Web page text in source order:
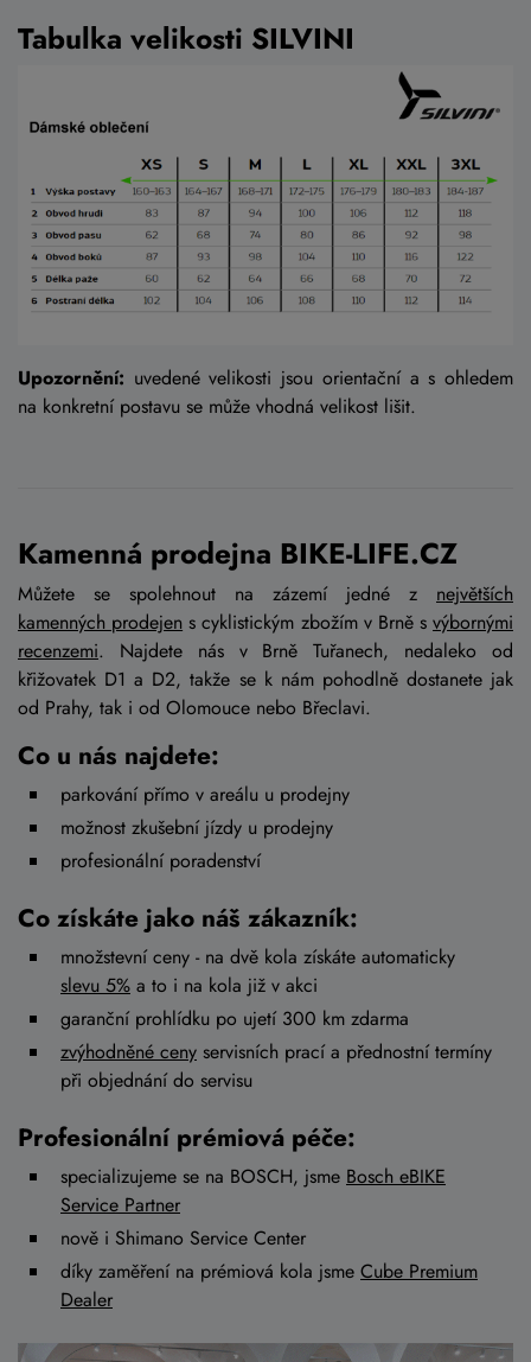
Tabulka velikosti SILVINI
Upozornění: uvedené velikosti jsou orientační a s ohledem
na konkretní postavu se může vhodná velikost lišit.
Kamenná prodejna BIKE-LIFE.CZ
Můžete se spolehnout na zázemí jedné z největších
kamenných prodejen s cyklistickým zbožím v Brně s výbornými
recenzemi. Najdete nás v Brně Tuřanech, nedaleko od
křižovatek D1 a D2, takže se k nám pohodlně dostanete jak
od Prahy, tak i od Olomouce nebo Břeclavi.
Co u nás najdete:
parkování přímo v areálu u prodejny
možnost zkušební jízdy u prodejny
profesionální poradenství
Co získáte jako náš zákazník:
množstevní ceny - na dvě kola získáte automaticky
slevu 5% a to i na kola již v akci
garanční prohlídku po ujetí 300 km zdarma
zvýhodněné ceny servisních prací a přednostní termíny
při objednání do servisu
Profesionální prémiová péče:
specializujeme se na BOSCH, jsme Bosch eBIKE
Service Partner
nově i Shimano Service Center
díky zaměření na prémiová kola jsme Cube Premium
Dealer